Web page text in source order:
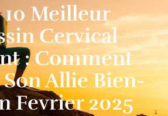
10 Meilleur
Cervical
: Comment
Allie Bien-
Fevrier 2025